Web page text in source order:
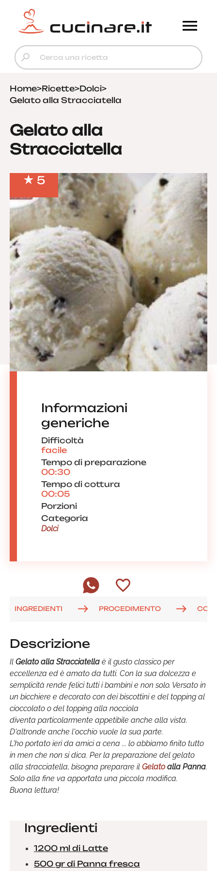
Home>Ricette>Dolci>
Gelato alla Stracciatella
Gelato alla
Stracciatella
5
Informazioni
generiche
Difficoltà
facile
Tempo di preparazione
00:30
Tempo di cottura
00:05
Porzioni
Categoria
Dolci
INGREDIENTI PROCEDIMENTO
Descrizione
Il Gelato alla Stracciatella è il gusto classico per
eccellenza ed è amato da tutti. Con la sua dolcezza e
semplicità rende felici tutti i bambini e non solo. Versato in
un bicchiere e decorato con dei biscottini e del topping al
cioccolato o del topping alla nocciola
diventa particolarmente appetibile anche alla vista.
D'altronde anche l'occhio vuole la sua parte.
L'ho portato ieri da amici a cena ... lo abbiamo finito tutto
in men che non si dica. Per la preparazione del gelato
alla stracciatella, bisogna preparare il Gelatoalla Panna.
Solo alla fine va apportata una piccola modifica.
Buona lettura!
Ingredienti
1200 ml di Latte
500 gr di Panna fresca